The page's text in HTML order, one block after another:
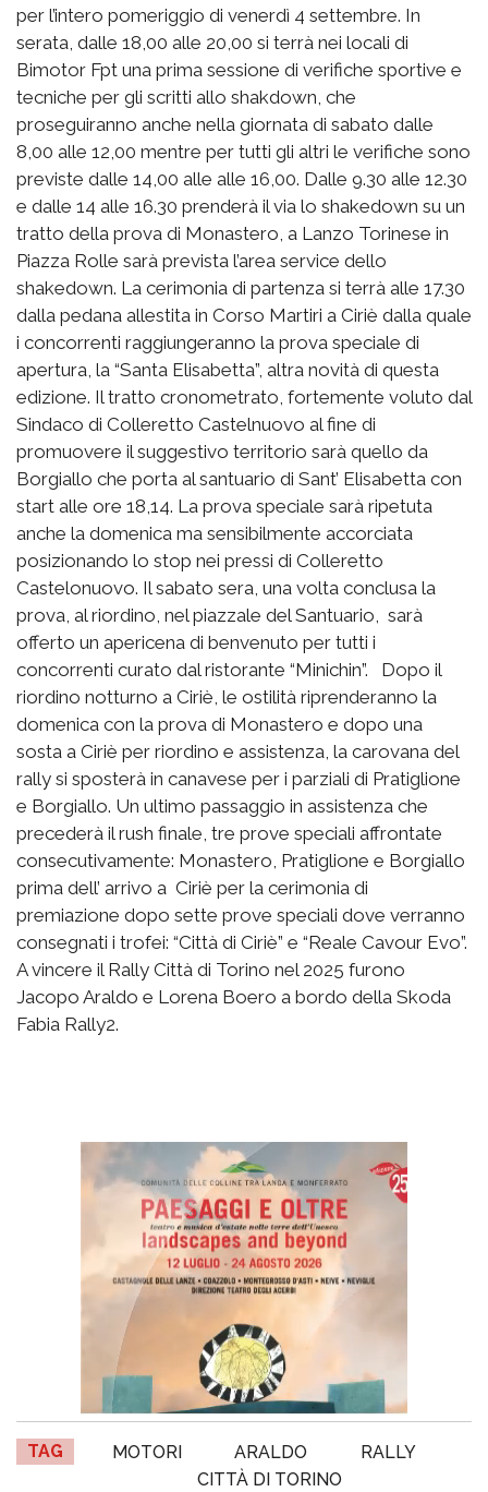
per l’intero pomeriggio di venerdì 4 settembre. In
serata, dalle 18,00 alle 20,00 si terrà nei locali di
Bimotor Fpt una prima sessione di verifiche sportive e
tecniche per gli scritti allo shakdown, che
proseguiranno anche nella giornata di sabato dalle
8,00 alle 12,00 mentre per tutti gli altri le verifiche sono
previste dalle 14,00 alle alle 16,00. Dalle 9.30 alle 12.30
e dalle 14 alle 16.30 prenderà il via lo shakedown su un
tratto della prova di Monastero, a Lanzo Torinese in
Piazza Rolle sarà prevista l’area service dello
shakedown. La cerimonia di partenza si terrà alle 17.30
dalla pedana allestita in Corso Martiri a Ciriè dalla quale
i concorrenti raggiungeranno la prova speciale di
apertura, la “Santa Elisabetta”, altra novità di questa
edizione. Il tratto cronometrato, fortemente voluto dal
Sindaco di Colleretto Castelnuovo al fine di
promuovere il suggestivo territorio sarà quello da
Borgiallo che porta al santuario di Sant’ Elisabetta con
start alle ore 18,14. La prova speciale sarà ripetuta
anche la domenica ma sensibilmente accorciata
posizionando lo stop nei pressi di Colleretto
Castelonuovo. Il sabato sera, una volta conclusa la
prova, al riordino, nel piazzale del Santuario, sarà
offerto un apericena di benvenuto per tutti i
concorrenti curato dal ristorante “Minichin”. Dopo il
riordino notturno a Ciriè, le ostilità riprenderanno la
domenica con la prova di Monastero e dopo una
sosta a Ciriè per riordino e assistenza, la carovana del
rally si sposterà in canavese per i parziali di Pratiglione
e Borgiallo. Un ultimo passaggio in assistenza che
precederà il rush finale, tre prove speciali affrontate
consecutivamente: Monastero, Pratiglione e Borgiallo
prima dell’ arrivo a Ciriè per la cerimonia di
premiazione dopo sette prove speciali dove verranno
consegnati i trofei: “Città di Ciriè” e “Reale Cavour Evo”.
A vincere il Rally Città di Torino nel 2025 furono
Jacopo Araldo e Lorena Boero a bordo della Skoda
Fabia Rally2.
TAG MOTORI ARALDO
RALLY
CITTÀ DI TORINO